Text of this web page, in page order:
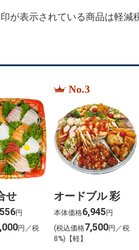
が表示されている商品は軽減
せ
円
円／税
No.3
オードブル 彩
本体価格6,945円
(税込価格7,500円／税
8%)【軽】